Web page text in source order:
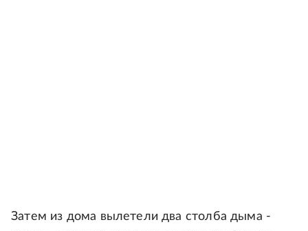
Затем из дома вылетели два столба дыма -